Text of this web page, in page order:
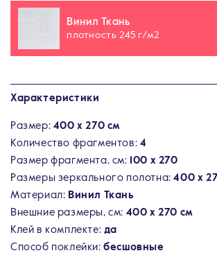
Винил Ткань
плотность 245 г/м2
Характеристики
Размер: 400 х 270 см
Количество фрагментов: 4
Размер фрагмента, см: 100 х 270
Размеры зеркального полотна:400 х
Материал: Винил Ткань
Внешние размеры, см: 400 х 270 см
Клей в комплекте: да
Способ поклейки:бесшовные